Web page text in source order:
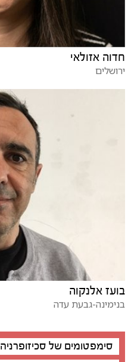
חדוה אזולאי
ירושלים
בועז אלנקוה
בנימינה-גבעת עדה
סימפטומים של סכיזופרניה